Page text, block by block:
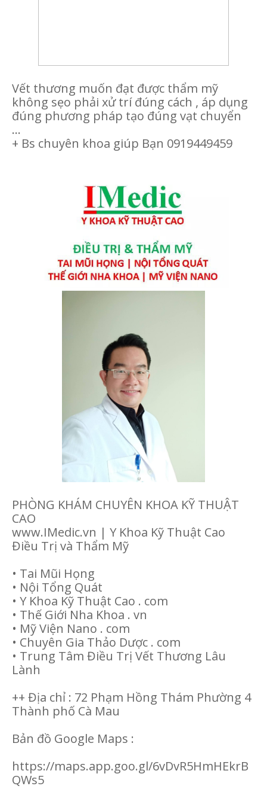
Vết thương muốn đạt được thẩm mỹ
không sẹo phải xử trí đúng cách , áp dụng
đúng phương pháp tạo đúng vạt chuyển
...
+ Bs chuyên khoa giúp Bạn 0919449459
PHÒNG KHÁM CHUYÊN KHOA KỸ THUẬT
CAO
www.IMedic.vn | Y Khoa Kỹ Thuật Cao
Điều Trị và Thẩm Mỹ
• Tai Mũi Họng
• Nội Tổng Quát
• Y Khoa Kỹ Thuật Cao . com
• Thế Giới Nha Khoa . vn
• Mỹ Viện Nano . com
• Chuyên Gia Thảo Dược . com
• Trung Tâm Điều Trị Vết Thương Lâu
Lành
++ Địa chỉ : 72 Phạm Hồng Thám Phường 4
Thành phố Cà Mau
Bản đồ Google Maps :
https://maps.app.goo.gl/6vDvR5HmHEkrB
QWs5